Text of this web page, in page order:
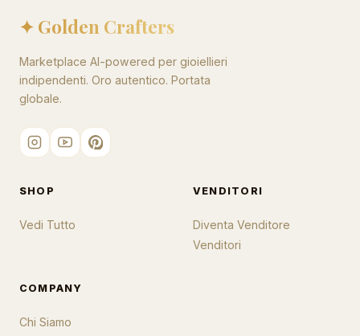
✦ Golden Crafters
Marketplace AI-powered per gioiellieri
indipendenti. Oro autentico. Portata
globale.
SHOP
Vedi Tutto
VENDITORI
Diventa Venditore
Venditori
COMPANY
Chi Siamo